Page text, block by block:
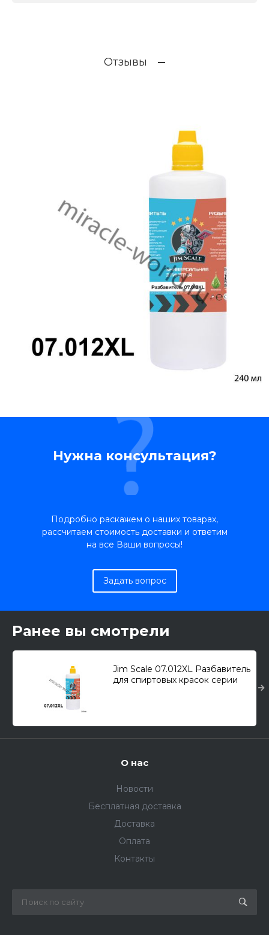
Отзывы
Нужна консультация?
Подробно раскажем о наших товарах,
рассчитаем стоимость доставки и ответим
на все Ваши вопросы!
Задать вопрос
Ранее вы смотрели
Jim Scale 07.012XL Разбавитель
для спиртовых красок серии
О нас
Новости
Бесплатная доставка
Доставка
Оплата
Контакты